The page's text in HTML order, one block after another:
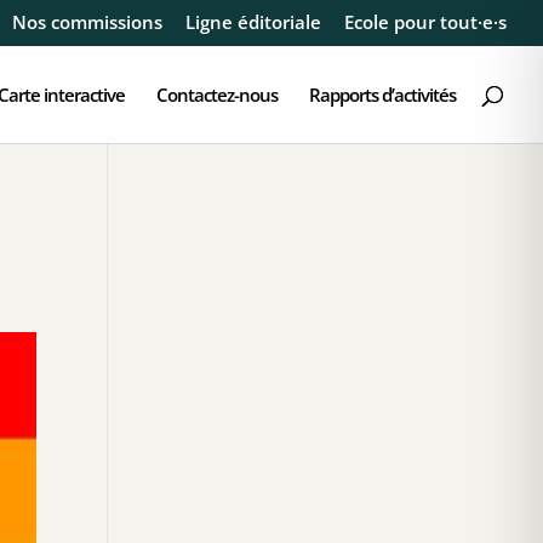
Nos commissions Ligne éditoriale Ecole pour tout·e·s
interactive Contactez-nous Rapports d’activités